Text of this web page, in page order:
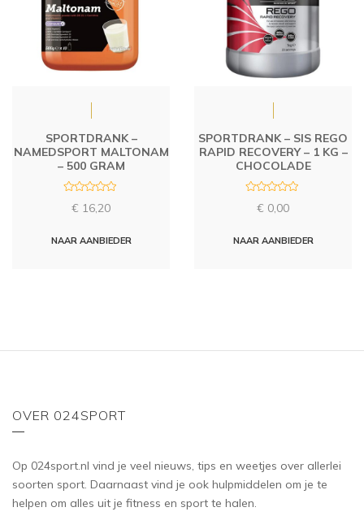
SPORTDRANK –
NAMEDSPORT MALTONAM
– 500 GRAM
d
€ 16,20
NAAR AANBIEDER
SPORTDRANK – SIS REGO
RAPID RECOVERY – 1 KG –
CHOCOLADE
d
€ 0,00
NAAR AANBIEDER
OVER 024SPORT
Op 024sport.nl vind je veel nieuws, tips en weetjes over allerlei
soorten sport. Daarnaast vind je ook hulpmiddelen om je te
helpen om alles uit je fitness en sport te halen.